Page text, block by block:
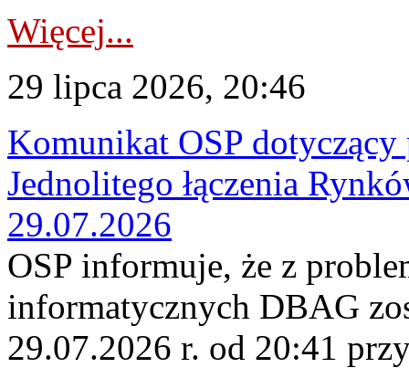
Więcej...
29 lipca 2026, 20:46
Komunikat OSP
Jednolitego łączenia
29.07.2026
OSP informuje, że z
informatycznych DBAG
29.07.2026 r. od 20:41